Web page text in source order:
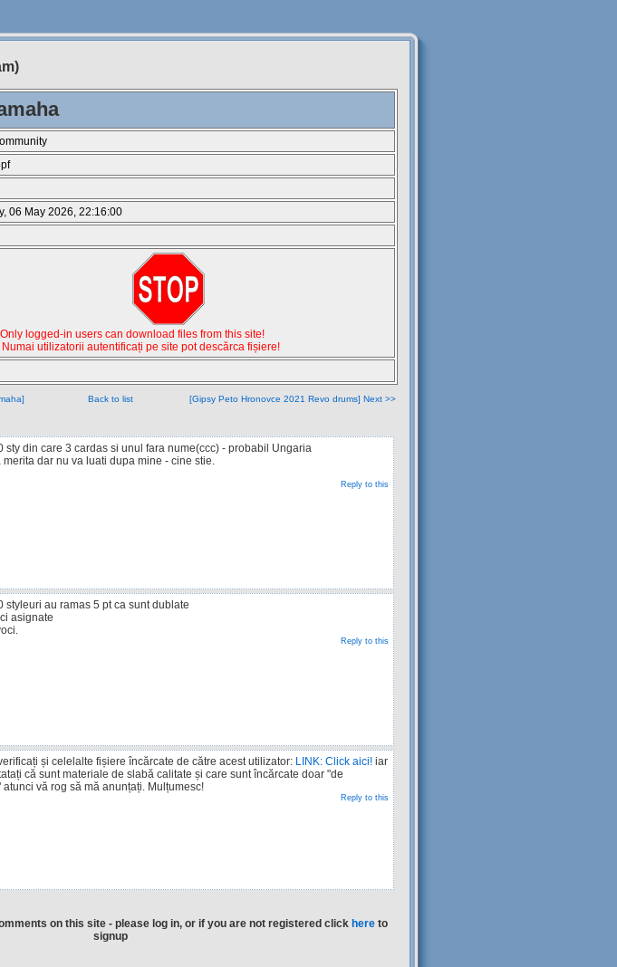
06 May 2026, 22:16:00
Only logged-in users can download files from this site!
Numai utilizatorii autentificați pe site pot descărca fișiere!
Back to list [Gipsy Peto Hronovce 2021 Revo drums] Next >>
sty din care 3 cardas si unul fara nume(ccc) - probabil Ungaria
merita dar nu va luati dupa mine - cine stie.
Reply to this
styleuri au ramas 5 pt ca sunt dublate
asignate
Reply to this
și celelalte fișiere încărcate de către acest utilizator: LINK: Click aici!iar
că sunt materiale de slabă calitate și care sunt încărcate doar "de
atunci vă rog să mă anunțați. Mulțumesc!
Reply to this
on this site - please log in, or if you are not registered click here to
signup